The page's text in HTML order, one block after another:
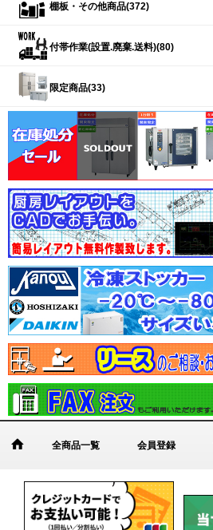
棚板・その他商品(372)
付帯作業(設置.廃棄.送料)(80)
限定商品(33)
全商品一覧 会員登録